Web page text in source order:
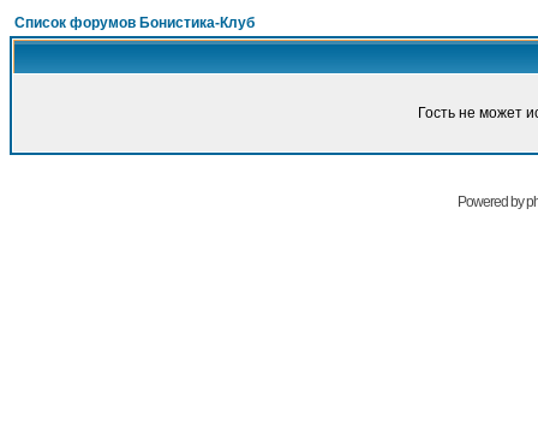
Список форумов Бонистика-Клуб
Гость не может
Powered by